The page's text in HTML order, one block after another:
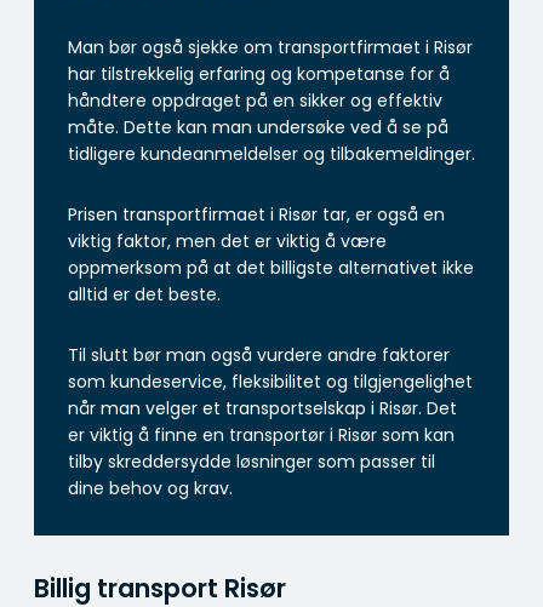
Man bør også sjekke om transportfirmaet i Risør
har tilstrekkelig erfaring og kompetanse for å
håndtere oppdraget på en sikker og effektiv
måte. Dette kan man undersøke ved å se på
tidligere kundeanmeldelser og tilbakemeldinger.
Prisen transportfirmaet i Risør tar, er også en
viktig faktor, men det er viktig å være
oppmerksom på at det billigste alternativet ikke
alltid er det beste.
Til slutt bør man også vurdere andre faktorer
som kundeservice, fleksibilitet og tilgjengelighet
når man velger et transportselskap i Risør. Det
er viktig å finne en transportør i Risør som kan
tilby skreddersydde løsninger som passer til
dine behov og krav.
Billig transport Risør